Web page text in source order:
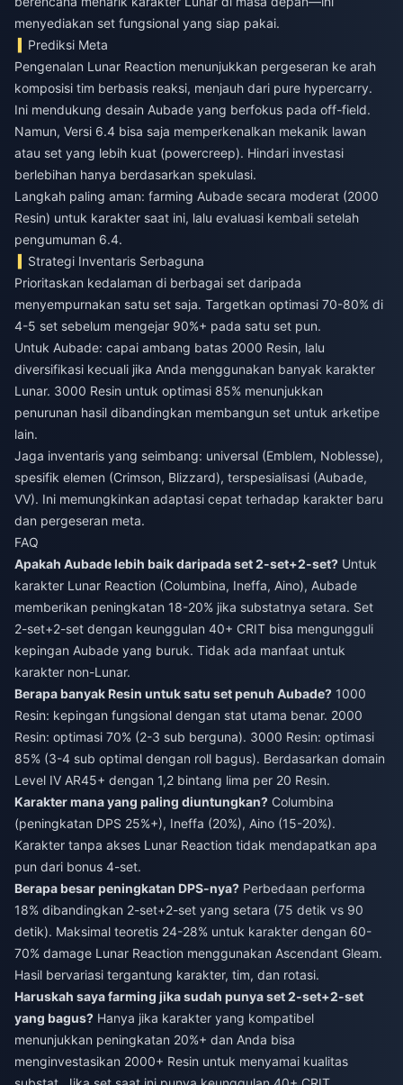
menyediakan set fungsional yang siap pakai.
Prediksi Meta
Pengenalan Lunar Reaction menunjukkan pergeseran ke arah
komposisi tim berbasis reaksi, menjauh dari pure hypercarry.
Ini mendukung desain Aubade yang berfokus pada off-field.
Namun, Versi 6.4 bisa saja memperkenalkan mekanik lawan
atau set yang lebih kuat (powercreep). Hindari investasi
berlebihan hanya berdasarkan spekulasi.
Langkah paling aman: farming Aubade secara moderat (2000
Resin) untuk karakter saat ini, lalu evaluasi kembali setelah
pengumuman 6.4.
Strategi Inventaris Serbaguna
Prioritaskan kedalaman di berbagai set daripada
menyempurnakan satu set saja. Targetkan optimasi 70-80% di
4-5 set sebelum mengejar 90%+ pada satu set pun.
Untuk Aubade: capai ambang batas 2000 Resin, lalu
diversifikasi kecuali jika Anda menggunakan banyak karakter
Lunar. 3000 Resin untuk optimasi 85% menunjukkan
penurunan hasil dibandingkan membangun set untuk arketipe
lain.
Jaga inventaris yang seimbang: universal (Emblem, Noblesse),
spesifik elemen (Crimson, Blizzard), terspesialisasi (Aubade,
VV). Ini memungkinkan adaptasi cepat terhadap karakter baru
dan pergeseran meta.
FAQ
Apakah Aubade lebih baik daripada set 2-set+2-set? Untuk
karakter Lunar Reaction (Columbina, Ineffa, Aino), Aubade
memberikan peningkatan 18-20% jika substatnya setara. Set
2-set+2-set dengan keunggulan 40+ CRIT bisa mengungguli
kepingan Aubade yang buruk. Tidak ada manfaat untuk
karakter non-Lunar.
Berapa banyak Resin untuk satu set penuh Aubade? 1000
Resin: kepingan fungsional dengan stat utama benar. 2000
Resin: optimasi 70% (2-3 sub berguna). 3000 Resin: optimasi
85% (3-4 sub optimal dengan roll bagus). Berdasarkan domain
Level IV AR45+ dengan 1,2 bintang lima per 20 Resin.
Karakter mana yang paling diuntungkan? Columbina
(peningkatan DPS 25%+), Ineffa (20%), Aino (15-20%).
Karakter tanpa akses Lunar Reaction tidak mendapatkan apa
pun dari bonus 4-set.
Berapa besar peningkatan DPS-nya? Perbedaan performa
18% dibandingkan 2-set+2-set yang setara (75 detik vs 90
detik). Maksimal teoretis 24-28% untuk karakter dengan 60-
70% damage Lunar Reaction menggunakan Ascendant Gleam.
Hasil bervariasi tergantung karakter, tim, dan rotasi.
Haruskah saya farming jika sudah punya set 2-set+2-set
yang bagus? Hanya jika karakter yang kompatibel
menunjukkan peningkatan 20%+ dan Anda bisa
menginvestasikan 2000+ Resin untuk menyamai kualitas